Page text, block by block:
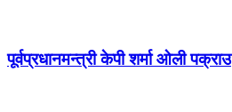
पूर्वप्रधानमन्त्री केपी शर्मा ओली पक्राउ